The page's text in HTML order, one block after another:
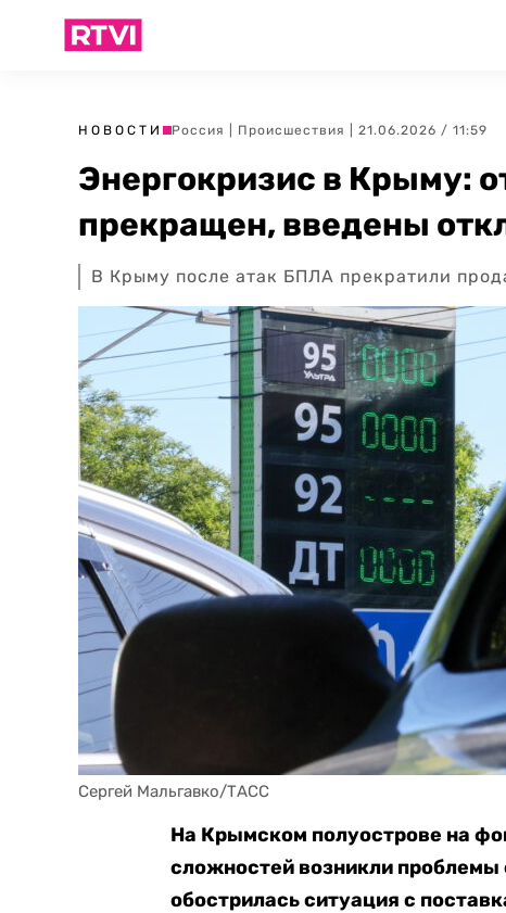
НОВОСТИ Россия Происшествия | 21.06.2026 / 11:59
Энергокризис в Крыму:
прекращен, введены
В Крыму после атак БПЛА прекратили
Сергей Мальгавко/ТАСС
На Крымском полуострове на
сложностей возникли
обострилась ситуация с